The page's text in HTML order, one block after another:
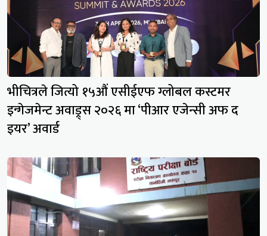
भीचित्रले जित्यो १५औं एसीईएफ ग्लोबल कस्टमर
इन्गेजमेन्ट अवाड्र्स २०२६ मा ‘पीआर एजेन्सी अफ द
इयर’ अवार्ड